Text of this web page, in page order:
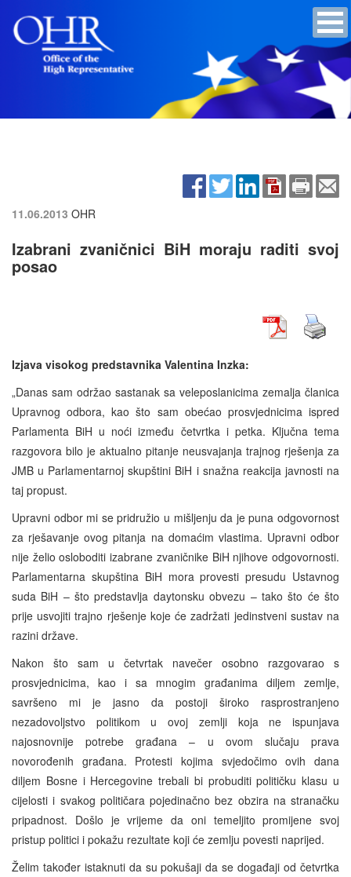
11.06.2013 OHR
Izabrani zvaničnici BiH moraju raditi svoj
posao
Izjava visokog predstavnika Valentina Inzka:
„Danas sam održao sastanak sa veleposlanicima zemalja članica
Upravnog odbora, kao što sam obećao prosvjednicima ispred
Parlamenta BiH u noći između četvrtka i petka. Ključna tema
razgovora bilo je aktualno pitanje neusvajanja trajnog rješenja za
JMB u Parlamentarnoj skupštini BiH i snažna reakcija javnosti na
taj propust.
Upravni odbor mi se pridružio u mišljenju da je puna odgovornost
za rješavanje ovog pitanja na domaćim vlastima. Upravni odbor
nije želio osloboditi izabrane zvaničnike BiH njihove odgovornosti.
Parlamentarna skupština BiH mora provesti presudu Ustavnog
suda BiH – što predstavlja daytonsku obvezu – tako što će što
prije usvojiti trajno rješenje koje će zadržati jedinstveni sustav na
razini države.
Nakon što sam u četvrtak navečer osobno razgovarao s
prosvjednicima, kao i sa mnogim građanima diljem zemlje,
savršeno mi je jasno da postoji široko rasprostranjeno
nezadovoljstvo politikom u ovoj zemlji koja ne ispunjava
najosnovnije potrebe građana – u ovom slučaju prava
novorođenih građana. Protesti kojima svjedočimo ovih dana
diljem Bosne i Hercegovine trebali bi probuditi političku klasu u
cijelosti i svakog političara pojedinačno bez obzira na stranačku
pripadnost. Došlo je vrijeme da oni temeljito promijene svoj
pristup politici i pokažu rezultate koji će zemlju povesti naprijed.
Želim također istaknuti da su pokušaji da se događaji od četvrtka